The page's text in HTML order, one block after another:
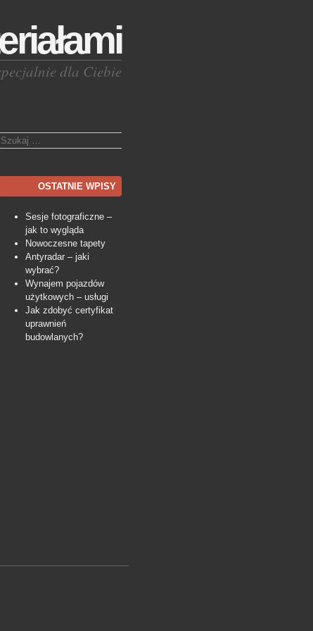
dla Ciebie
Szukaj
OSTATNIE WPISY
Sesje fotograficzne –
jak to wygląda
Nowoczesne tapety
Antyradar – jaki
wybrać?
Wynajem pojazdów
użytkowych – usługi
Jak zdobyć certyfikat
uprawnień
budowlanych?